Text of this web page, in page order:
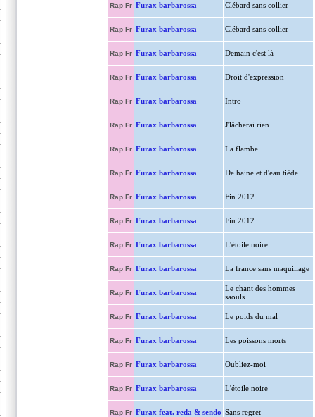
Rap Fr Furax barbarossa Clébard sans collier
Rap Fr Furax barbarossa Clébard sans collier
Rap Fr Furax barbarossa Demain c'est là
Rap Fr Furax barbarossa Droit d'expression
Rap Fr Furax barbarossa Intro
Rap Fr Furax barbarossa J'lâcherai rien
Rap Fr Furax barbarossa La flambe
Rap Fr Furax barbarossa De haine et d'eau tiède
Rap Fr Furax barbarossa Fin 2012
Rap Fr Furax barbarossa Fin 2012
Rap Fr Furax barbarossa L'étoile noire
Rap Fr Furax barbarossa La france sans maquillage
Rap Fr Furax barbarossa
Le chant des hommes
saouls
Rap Fr Furax barbarossa Le poids du mal
Rap Fr Furax barbarossa Les poissons morts
Rap Fr Furax barbarossa Oubliez-moi
Rap Fr Furax barbarossa L'étoile noire
Rap Fr Furax feat. reda & sendo Sans regret